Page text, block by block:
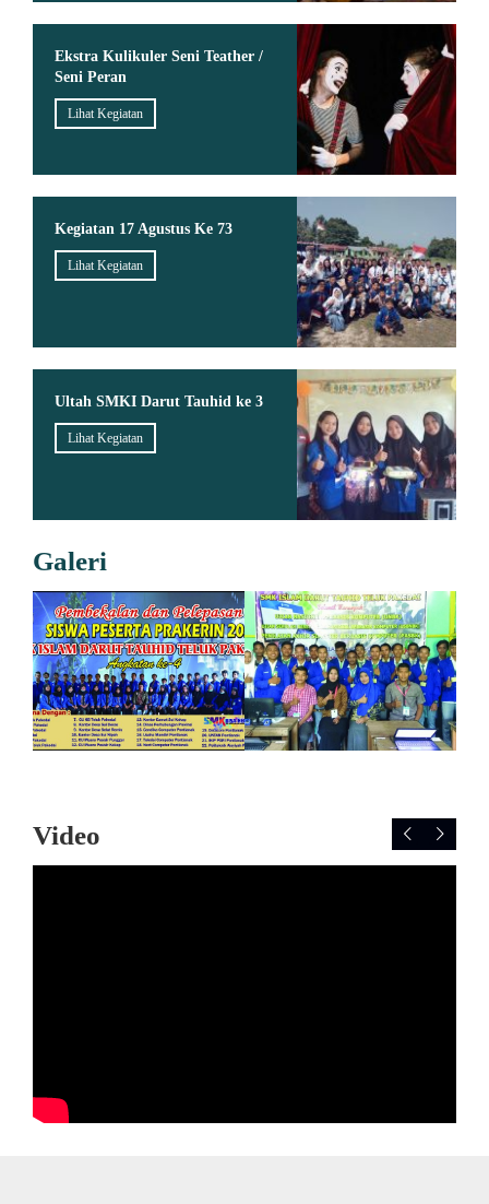
Ekstra Kulikuler Seni Teather /
Seni Peran
Lihat Kegiatan
Kegiatan 17 Agustus Ke 73
Lihat Kegiatan
Ultah SMKI Darut Tauhid ke 3
Lihat Kegiatan
Galeri
Video